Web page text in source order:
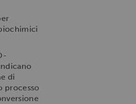
di
processo